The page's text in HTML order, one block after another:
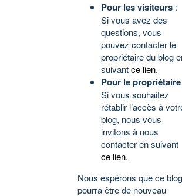
Pour les visiteurs :
Si vous avez des
questions, vous
pouvez contacter le
propriétaire du blog
suivantce lien.
Pour le propriétaire
Si vous souhaitez
rétablir l’accès à
blog, nous vous
invitons à nous
contacter en suivant
ce lien.
Nous espérons que ce blog
pourra être de nouveau